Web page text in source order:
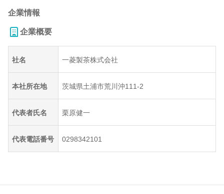
企業情報
企業概要
社名 一菱製茶株式会社
本社所在地 茨城県土浦市荒川沖111-2
代表者氏名 栗原健一
代表電話番号 0298342101